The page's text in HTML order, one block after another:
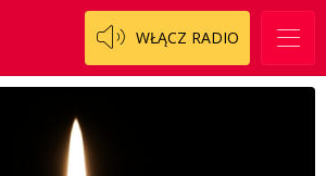
WŁĄCZ RADIO